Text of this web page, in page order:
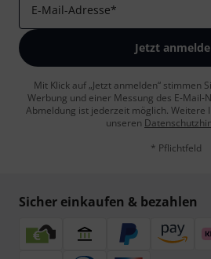
E-Mail-Adresse*
Jetzt
Mit Klick auf „Jetzt anmelden“ stimmen
Werbung und einer Messung des E-Mail-
Abmeldung ist jederzeit möglich. Weitere
unseren
* Pflichtfeld
Sicher einkaufen & bezahlen